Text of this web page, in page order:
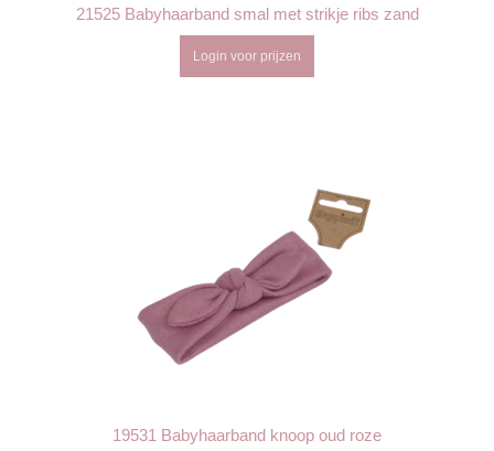
21525 Babyhaarband smal met strikje ribs zand
Login voor prijzen
19531 Babyhaarband knoop oud roze